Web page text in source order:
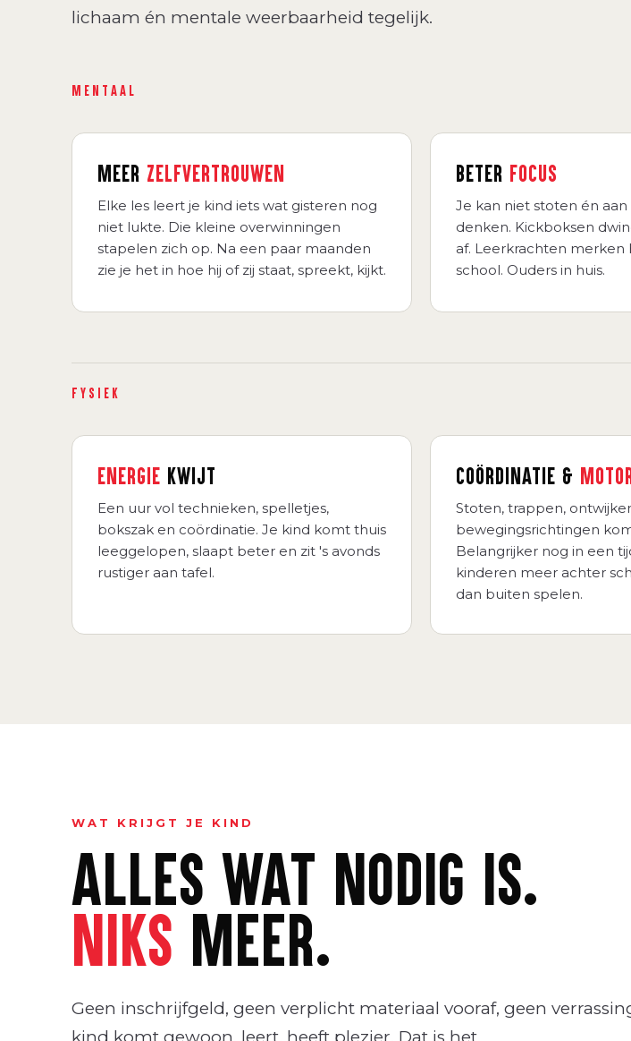
lichaam én mentale weerbaarheid tegelijk.
MENTAAL
MEER ZELFVERTROUWEN
Elke les leert je kind iets wat gisteren nog
niet lukte. Die kleine overwinningen
stapelen zich op. Na een paar maanden
zie je het in hoe hij of zij staat, spreekt, kijkt.
BETER FOCUS
Je kan niet stoten én
denken. Kickboksen
af. Leerkrachten merken
school. Ouders in huis.
FYSIEK
ENERGIE KWIJT
Een uur vol technieken, spelletjes,
bokszak en coördinatie. Je kind komt thuis
leeggelopen, slaapt beter en zit 's avonds
rustiger aan tafel.
COÖRDINATIE &
Stoten, trappen,
bewegingsrichtingen
Belangrijker nog in een
kinderen meer achter
dan buiten spelen.
WAT KRIJGT JE KIND
ALLES WAT NODIG IS.
NIKS MEER.
Geen inschrijfgeld, geen verplicht materiaal vooraf, geen